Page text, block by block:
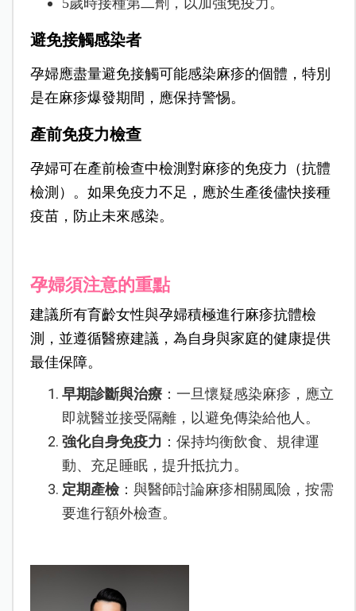
5歲時接種第二劑，以加強免疫力。
避免接觸感染者
孕婦應盡量避免接觸可能感染麻疹的個體，特別
是在麻疹爆發期間，應保持警惕。
產前免疫力檢查
孕婦可在產前檢查中檢測對麻疹的免疫力（抗體
檢測）。如果免疫力不足，應於生產後儘快接種
疫苗，防止未來感染。
孕婦須注意的重點
建議所有育齡女性與孕婦積極進行麻疹抗體檢
測，並遵循醫療建議，為自身與家庭的健康提供
最佳保障。
早期診斷與治療：一旦懷疑感染麻疹，應立
即就醫並接受隔離，以避免傳染給他人。
強化自身免疫力 ：保持均衡飲食、規律運
動、充足睡眠，提升抵抗力。
定期產檢：與醫師討論麻疹相關風險，按需
要進行額外檢查。